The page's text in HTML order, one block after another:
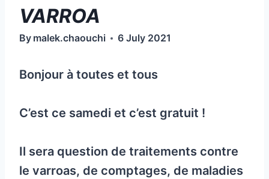
VARROA
By malek.chaouchi 6 July 2021
Bonjour à toutes et tous
C’est ce samedi et c’est gratuit !
Il sera question de traitements contre
le varroas, de comptages, de maladies